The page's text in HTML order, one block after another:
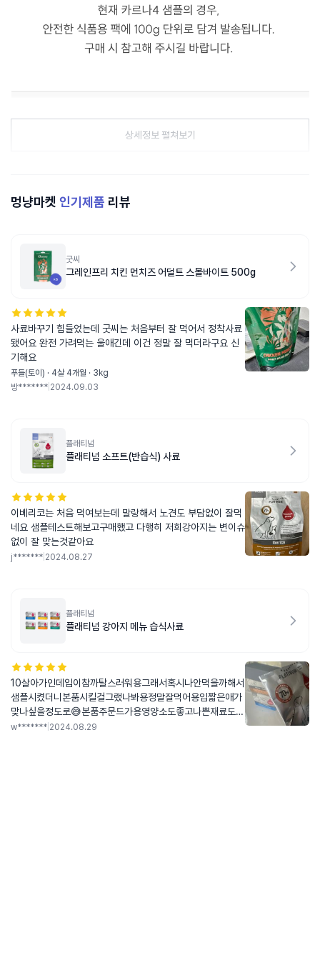
상세정보 펼쳐보기
멍냥마켓 인기제품 리뷰
굿씨
그레인프리 치킨 먼치즈 어덜트 스몰바이트 500g
사료바꾸기 힘들었는데 굿씨는 처음부터 잘 먹어서 정착사료
됐어요 완전 가려먹는 울애긴데 이건 정말 잘 먹더라구요 신
기해요
푸들(토이) · 4살 4개월 · 3kg
방******* 2024.09.03
플래티넘
플래티넘 소프트(반습식) 사료
이베리코는 처음 먹여보는데 말랑해서 노견도 부담없이 잘먹
네요 샘플테스트해보고구매했고 다행히 저희강아지는 변이슈
없이 잘 맞는것같아요
j******* 2024.08.27
플래티넘
플래티넘 강아지 메뉴 습식사료
10살아가인데입이참까탈스러워용그래서혹시나안먹을까해서
샘플시켰더니본품시킬걸그랬나봐용정말잘먹어용입짧은애가
맞나싶을정도로😅본품주문드가용영양소도좋고나쁜재료도없
는것같아좋아용
w******* 2024.08.29